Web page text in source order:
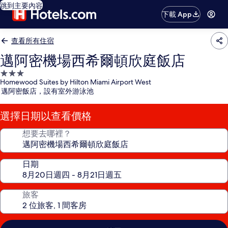
跳到主要內容
下載 App
查看所有住宿
邁阿密機場西希爾頓欣庭飯店
3.0
星
級
住
宿
Homewood Suites by Hilton Miami Airport West
邁阿密飯店，設有室外游泳池
選擇日期以查看價格
想要去哪裡？
日期
旅客